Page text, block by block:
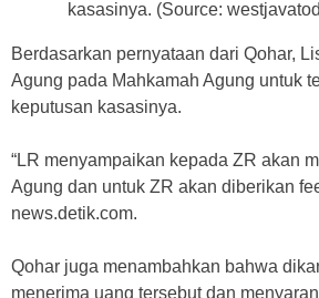
kasasinya. (Source:
Berdasarkan pernyataan dari Qohar,
Agung pada Mahkamah Agung untuk
keputusan kasasinya.
“LR menyampaikan kepada ZR akan
Agung dan untuk ZR akan diberikan
news.detik.com.
Qohar juga menambahkan bahwa
menerima uang tersebut dan